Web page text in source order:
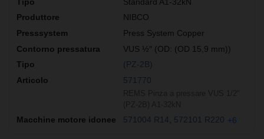
NIBCO
Press System Copper
VUS ½″ (OD: (OD 15,9 mm))
(PZ-2B)
571770
571004 R14 572101 R220 +6